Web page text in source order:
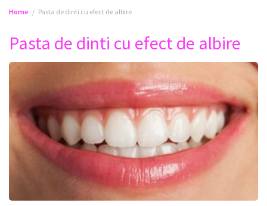
Home Pasta de dinti cu efect de albire
Pasta de dinti cu efect de albire